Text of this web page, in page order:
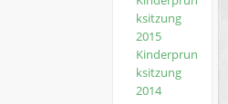
ksitzung
2015
Kinderprun
ksitzung
2014